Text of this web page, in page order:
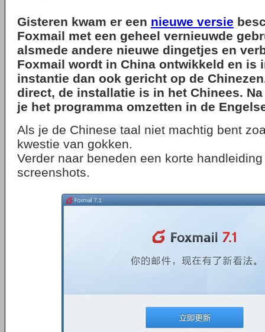
Gisteren kwam er een nieuwe versie
Foxmail met een geheel vernieuwde
alsmede andere nieuwe dingetjes en
Foxmail wordt in China ontwikkeld en is
instantie dan ook gericht op de
direct, de installatie is in het Chinees.
je het programma omzetten in de
Als je de Chinese taal niet machtig bent
kwestie van gokken.
Verder naar beneden een korte
screenshots.